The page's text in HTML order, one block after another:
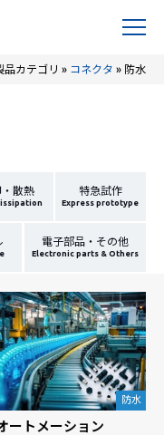
品カテゴリ » コネクタ » 防水
散熱 特急試作
Express prototype
電子部品・その他
Electronic parts & Others
ートメーション
防水